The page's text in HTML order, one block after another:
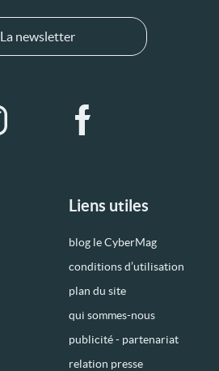
Liens utiles
blog le CyberMag
conditions d’utilisation
plan du site
qui sommes-nous
publicité - partenariat
relation presse
La newsletter